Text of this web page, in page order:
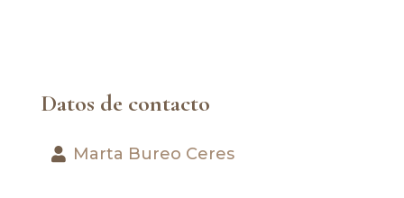
Datos de contacto
Marta Bureo Ceres